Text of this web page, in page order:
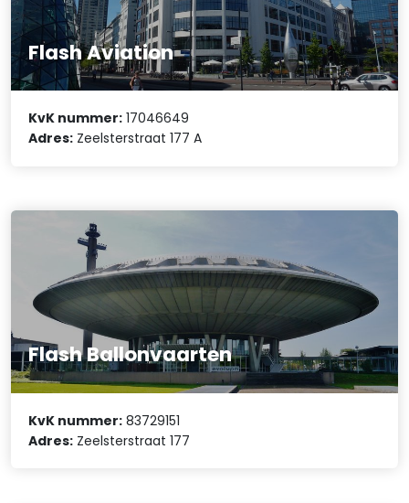
Flash Aviation
KvK nummer: 17046649
Adres: Zeelsterstraat 177 A
Flash Ballonvaarten
KvK nummer: 83729151
Adres: Zeelsterstraat 177